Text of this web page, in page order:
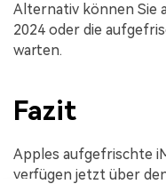
Alternativ können Sie
2024 oder die
warten.
Fazit
Apples aufgefrischte
verfügen jetzt über